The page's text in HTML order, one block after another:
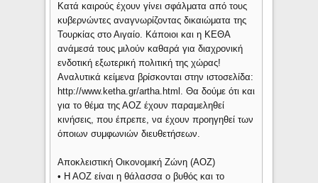
Κατά καιρούς έχουν γίνει σφάλματα από τους
κυβερνώντες αναγνωρίζοντας δικαιώματα της
Τουρκίας στο Αιγαίο. Κάποιοι και η ΚΕΘΑ
ανάμεσά τους μιλούν καθαρά για διαχρονική
ενδοτική εξωτερική πολιτική της χώρας!
Αναλυτικά κείμενα βρίσκονται στην ιστοσελίδα:
http://www.ketha.gr/artha.html. Θα δούμε ότι και
για το θέμα της ΑΟΖ έχουν παραμεληθεί
κινήσεις, που έπρεπε, να έχουν προηγηθεί των
όποιων συμφωνιών διευθετήσεων.
Αποκλειστική Οικονομική Ζώνη (ΑΟΖ)
• Η ΑΟΖ είναι η θάλασσα ο βυθός και το